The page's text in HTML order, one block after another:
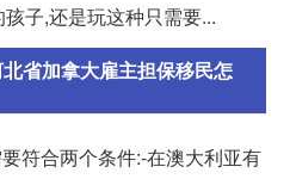
子,还是玩这种只需要...
省加拿大雇主担保移民怎
符合两个条件:-在澳大利亚有